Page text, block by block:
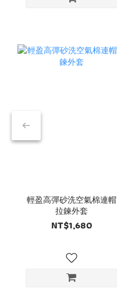
輕盈高彈砂洗空氣棉連帽
拉鍊外套
NT$1,680